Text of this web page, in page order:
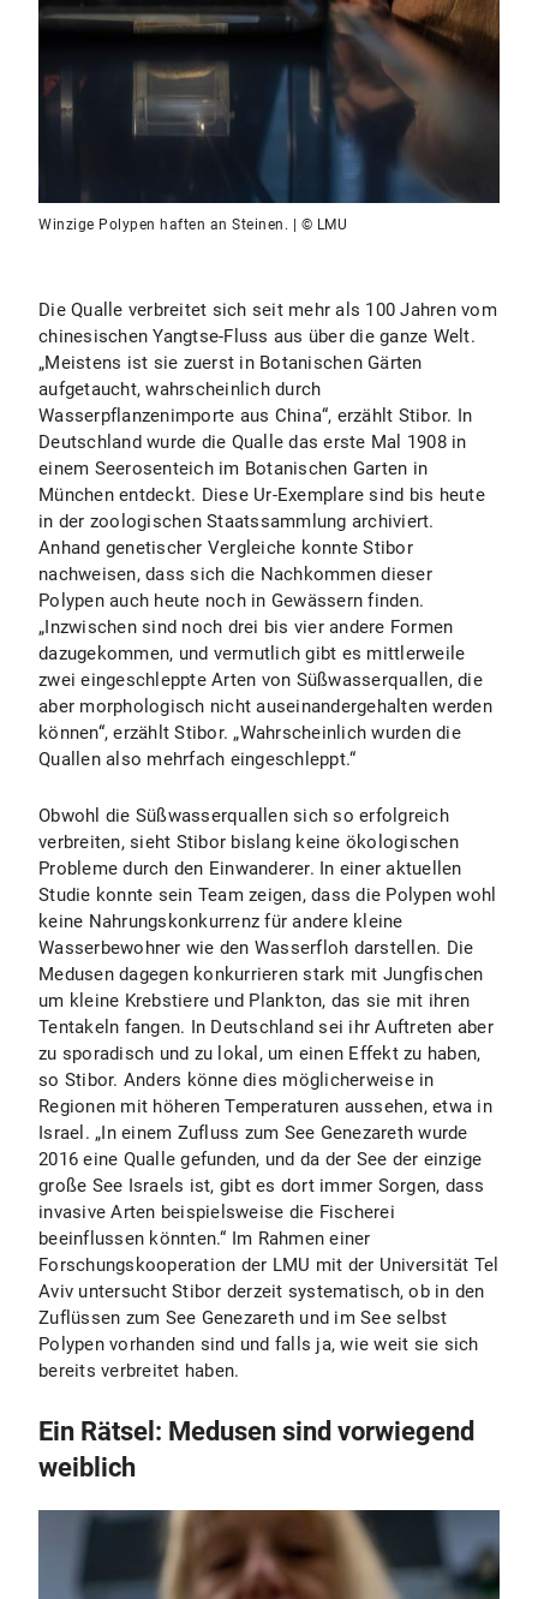
Winzige Polypen haften an Steinen. | © LMU
Die Qualle verbreitet sich seit mehr als 100 Jahren vom
chinesischen Yangtse-Fluss aus über die ganze Welt.
„Meistens ist sie zuerst in Botanischen Gärten
aufgetaucht, wahrscheinlich durch
Wasserpflanzenimporte aus China“, erzählt Stibor. In
Deutschland wurde die Qualle das erste Mal 1908 in
einem Seerosenteich im Botanischen Garten in
München entdeckt. Diese Ur-Exemplare sind bis heute
in der zoologischen Staatssammlung archiviert.
Anhand genetischer Vergleiche konnte Stibor
nachweisen, dass sich die Nachkommen dieser
Polypen auch heute noch in Gewässern finden.
„Inzwischen sind noch drei bis vier andere Formen
dazugekommen, und vermutlich gibt es mittlerweile
zwei eingeschleppte Arten von Süßwasserquallen, die
aber morphologisch nicht auseinandergehalten werden
können“, erzählt Stibor. „Wahrscheinlich wurden die
Quallen also mehrfach eingeschleppt.“
Obwohl die Süßwasserquallen sich so erfolgreich
verbreiten, sieht Stibor bislang keine ökologischen
Probleme durch den Einwanderer. In einer aktuellen
Studie konnte sein Team zeigen, dass die Polypen wohl
keine Nahrungskonkurrenz für andere kleine
Wasserbewohner wie den Wasserfloh darstellen. Die
Medusen dagegen konkurrieren stark mit Jungfischen
um kleine Krebstiere und Plankton, das sie mit ihren
Tentakeln fangen. In Deutschland sei ihr Auftreten aber
zu sporadisch und zu lokal, um einen Effekt zu haben,
so Stibor. Anders könne dies möglicherweise in
Regionen mit höheren Temperaturen aussehen, etwa in
Israel. „In einem Zufluss zum See Genezareth wurde
2016 eine Qualle gefunden, und da der See der einzige
große See Israels ist, gibt es dort immer Sorgen, dass
invasive Arten beispielsweise die Fischerei
beeinflussen könnten.“ Im Rahmen einer
Forschungskooperation der LMU mit der Universität Tel
Aviv untersucht Stibor derzeit systematisch, ob in den
Zuflüssen zum See Genezareth und im See selbst
Polypen vorhanden sind und falls ja, wie weit sie sich
bereits verbreitet haben.
Ein Rätsel: Medusen sind vorwiegend
weiblich